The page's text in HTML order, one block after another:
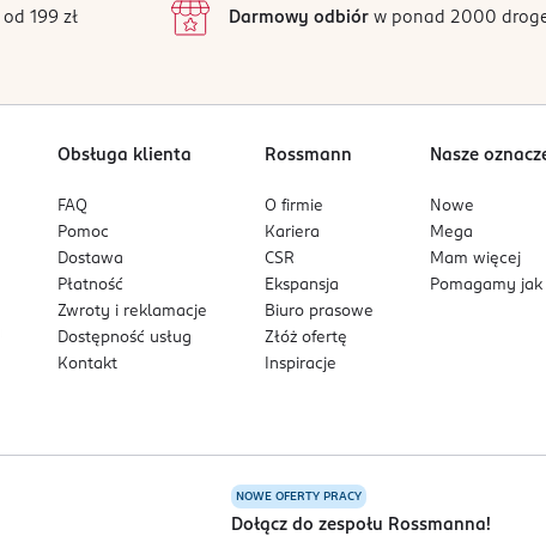
1
od 199 zł Darmowy odbiórw ponad 2000
Obsługa klienta
FAQ
Pomoc
Dostawa
Płatność
Zwroty i reklamacje
Dostępność usług
Kontakt
Rossmann
O firmie
Kariera
CSR
Ekspansja
Biuro prasowe
Złóż ofertę
Inspiracje
Nasze
Nowe
Mega
Mam więcej
Pomagamy
NOWE OFERTY PRACY
Dołącz do zespołu Rossmanna!